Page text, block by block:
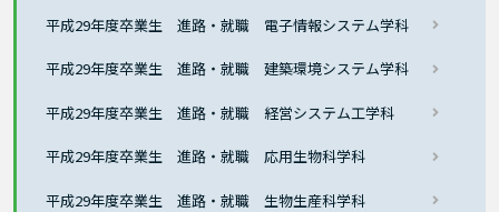
平成29年度卒業生 進路・就職 電子情報システム学科
平成29年度卒業生 進路・就職 建築環境システム学科
平成29年度卒業生 進路・就職 経営システム工学科
平成29年度卒業生 進路・就職 応用生物科学科
平成29年度卒業生 進路・就職 生物生産科学科